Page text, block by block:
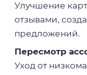
Улучшение
отзывами,
предложений.
Пересмотр
Уход от